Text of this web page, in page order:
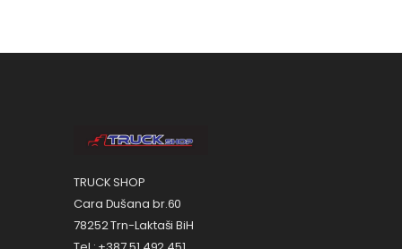
TRUCK SHOP
Cara Dušana br.60
78252 Trn-Laktaši BiH